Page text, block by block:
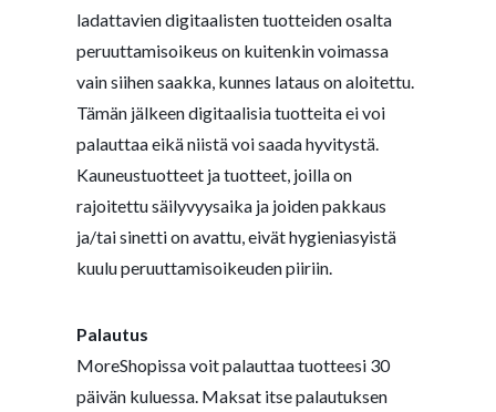
ladattavien digitaalisten tuotteiden osalta
peruuttamisoikeus on kuitenkin voimassa
vain siihen saakka, kunnes lataus on aloitettu.
Tämän jälkeen digitaalisia tuotteita ei voi
palauttaa eikä niistä voi saada hyvitystä.
Kauneustuotteet ja tuotteet, joilla on
rajoitettu säilyvyysaika ja joiden pakkaus
ja/tai sinetti on avattu, eivät hygieniasyistä
kuulu peruuttamisoikeuden piiriin.
Palautus
MoreShopissa voit palauttaa tuotteesi 30
päivän kuluessa. Maksat itse palautuksen